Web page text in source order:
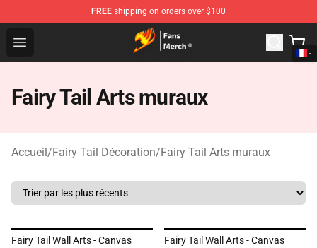
FREE shipping on orders over $100
Open menu
Fairy Tail Store - Official Fairy Tail Merchandise Shop
Fairy Tail Arts muraux
Accueil/Fairy Tail Décoration/Fairy Tail Arts muraux
Fairy Tail Wall Arts - Canvas
Fairy Tail Wall Arts - Canvas